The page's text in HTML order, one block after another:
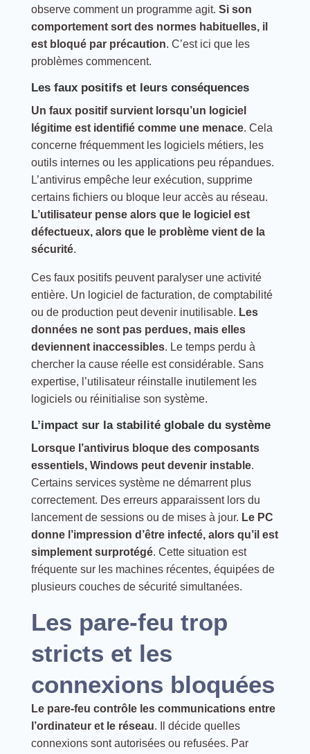
observe comment un programme agit. Si son
comportement sort des normes habituelles, il
est bloqué par précaution. C’est ici que les
problèmes commencent.
Les faux positifs et leurs conséquences
Un faux positif survient lorsqu’un logiciel
légitime est identifié comme une menace. Cela
concerne fréquemment les logiciels métiers, les
outils internes ou les applications peu répandues.
L’antivirus empêche leur exécution, supprime
certains fichiers ou bloque leur accès au réseau.
L’utilisateur pense alors que le logiciel est
défectueux, alors que le problème vient de la
sécurité.
Ces faux positifs peuvent paralyser une activité
entière. Un logiciel de facturation, de comptabilité
ou de production peut devenir inutilisable. Les
données ne sont pas perdues, mais elles
deviennent inaccessibles. Le temps perdu à
chercher la cause réelle est considérable. Sans
expertise, l’utilisateur réinstalle inutilement les
logiciels ou réinitialise son système.
L’impact sur la stabilité globale du système
Lorsque l’antivirus bloque des composants
essentiels, Windows peut devenir instable.
Certains services système ne démarrent plus
correctement. Des erreurs apparaissent lors du
lancement de sessions ou de mises à jour. Le PC
donne l’impression d’être infecté, alors qu’il est
simplement surprotégé. Cette situation est
fréquente sur les machines récentes, équipées de
plusieurs couches de sécurité simultanées.
Les pare-feu trop
stricts et les
connexions bloquées
Le pare-feu contrôle les communications entre
l’ordinateur et le réseau. Il décide quelles
connexions sont autorisées ou refusées. Par